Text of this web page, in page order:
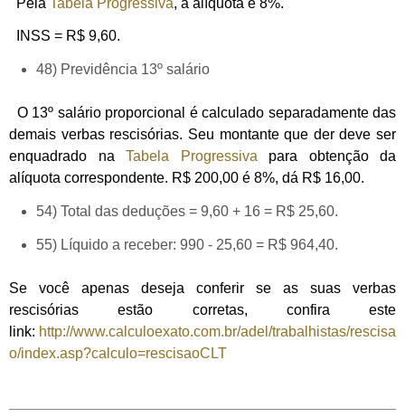
INSS = R$ 9,60.
48) Previdência 13º salário
O 13º salário proporcional é calculado separadamente das
demais verbas rescisórias. Seu montante que der deve ser
enquadrado na Tabela Progressiva para obtenção da
alíquota correspondente. R$ 200,00 é 8%, dá R$ 16,00.
54) Total das deduções = 9,60 + 16 = R$ 25,60.
55) Líquido a receber: 990 - 25,60 = R$ 964,40.
Se você apenas deseja conferir se as suas verbas
rescisórias estão corretas, confira este
link: http://www.calculoexato.com.br/adel/trabalhistas/rescisa
o/index.asp?calculo=rescisaoCLT